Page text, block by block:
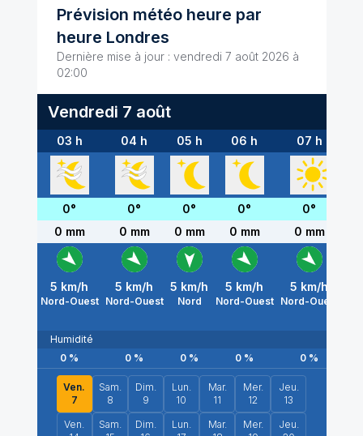
Prévision météo heure par
heure Londres
Dernière mise à jour : vendredi 7 août 2026 à
02:00
Vendredi 7 août
03 h 04 h 05 h 06 h 07 h
0° 0° 0° 0° 0°
0 mm
0 mm 0 mm 0 mm 0 mm
5 km/h
Nord-Ouest
5 km/h
Nord-Ouest
5 km/h
Nord
5 km/h
Nord-Ouest
5 km/h
Nord-Ouest
Humidité
0 % 0 % 0 % 0 % 0 %
Ven.
7
Sam.
8
Dim.
9
Lun.
10
Mar.
11
Mer.
12
Jeu.
13
Ven.
Sam.
Dim.
Lun.
Mar.
Mer.
Jeu.